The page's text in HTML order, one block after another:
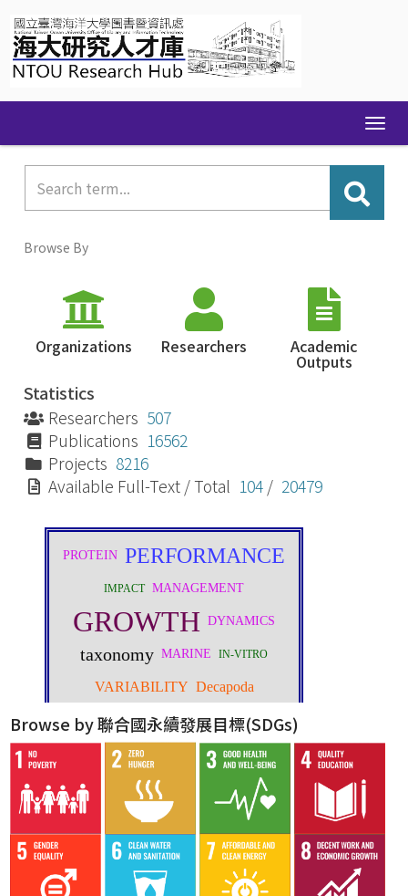
navigation
Browse By
Organizations Researchers Academic
Outputs
Statistics
Researchers 507
Publications 16562
Projects 8216
Available Full-Text / Total 104 / 20479
Browse by 聯合國永續發展目標(SDGs)